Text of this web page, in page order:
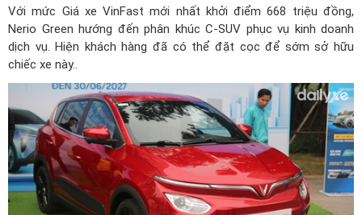
Với mức Giá xe VinFast mới nhất khởi điểm 668 triệu đồng,
Nerio Green hướng đến phân khúc C-SUV phục vụ kinh doanh
dịch vụ. Hiện khách hàng đã có thể đặt cọc để sớm sở hữu
chiếc xe này..